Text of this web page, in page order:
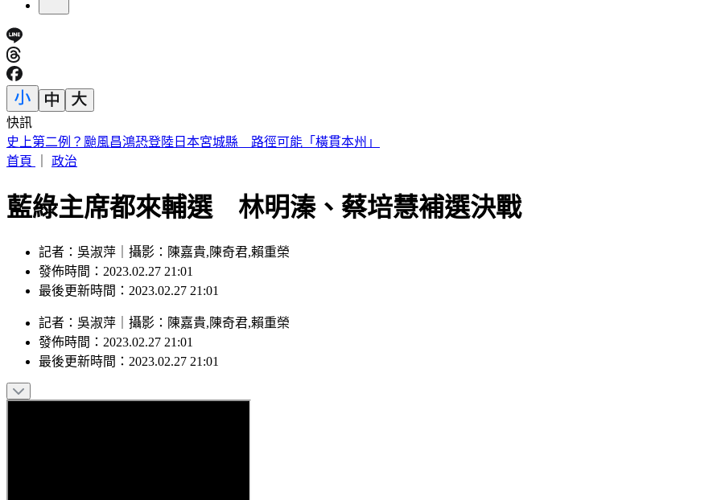
快訊
中職／兄弟又損大將！2重砲動刀 許基宏、張志豪「整季報銷」
首頁
政治
藍綠主席都來輔選 林明溱、蔡培慧補選決戰
記者：吳淑萍｜攝影：陳嘉貴,陳奇君,賴重榮
發佈時間：2023.02.27 21:01
最後更新時間：2023.02.27 21:01
記者 ： 吳淑萍 攝影 ： 陳嘉貴,陳奇君,賴重榮
發佈時間： 2023.02.27 21:01
最後更新時間： 2023.02.27 21:01